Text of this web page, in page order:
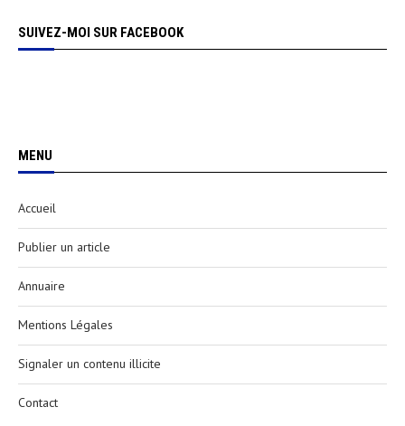
SUIVEZ-MOI SUR FACEBOOK
MENU
Accueil
Publier un article
Annuaire
Mentions Légales
Signaler un contenu illicite
Contact